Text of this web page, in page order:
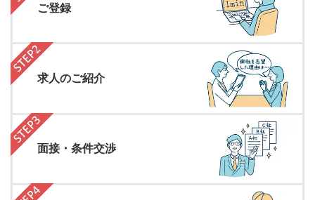
ご登録
求人のご紹介
面接・条件交渉